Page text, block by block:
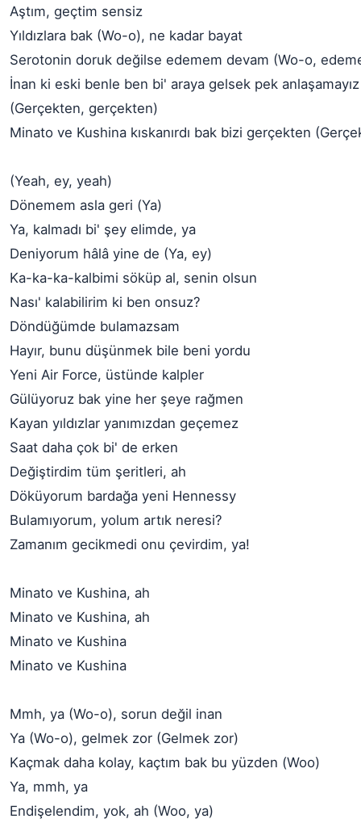
Aştım, geçtim sensiz
Yıldızlara bak (Wo-o), ne kadar bayat
Serotonin doruk değilse edemem devam (Wo-o,
İnan ki eski benle ben bi' araya gelsek pek
(Gerçekten, gerçekten)
Minato ve Kushina kıskanırdı bak bizi gerçekten
(Yeah, ey, yeah)
Dönemem asla geri (Ya)
Ya, kalmadı bi' şey elimde, ya
Deniyorum hâlâ yine de (Ya, ey)
Ka-ka-ka-kalbimi söküp al, senin olsun
Nası' kalabilirim ki ben onsuz?
Döndüğümde bulamazsam
Hayır, bunu düşünmek bile beni yordu
Yeni Air Force, üstünde kalpler
Gülüyoruz bak yine her şeye rağmen
Kayan yıldızlar yanımızdan geçemez
Saat daha çok bi' de erken
Değiştirdim tüm şeritleri, ah
Döküyorum bardağa yeni Hennessy
Bulamıyorum, yolum artık neresi?
Zamanım gecikmedi onu çevirdim, ya!
Minato ve Kushina, ah
Minato ve Kushina, ah
Minato ve Kushina
Minato ve Kushina
Mmh, ya (Wo-o), sorun değil inan
Ya (Wo-o), gelmek zor (Gelmek zor)
Kaçmak daha kolay, kaçtım bak bu yüzden (Woo)
Ya, mmh, ya
Endişelendim, yok, ah (Woo, ya)